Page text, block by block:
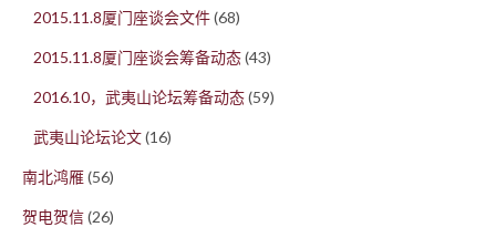
2015.11.8厦门座谈会文件(68)
2015.11.8厦门座谈会筹备动态(43)
2016.10，武夷山论坛筹备动态(59)
武夷山论坛论文(16)
南北鸿雁(56)
贺电贺信(26)